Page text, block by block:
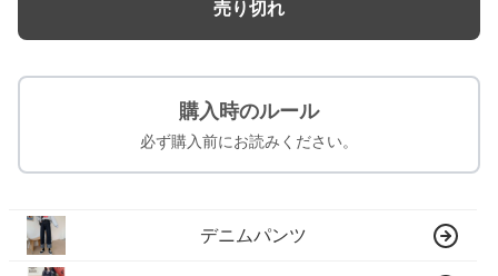
売り切れ
購入時のルール
必ず購入前にお読みください。
デニムパンツ